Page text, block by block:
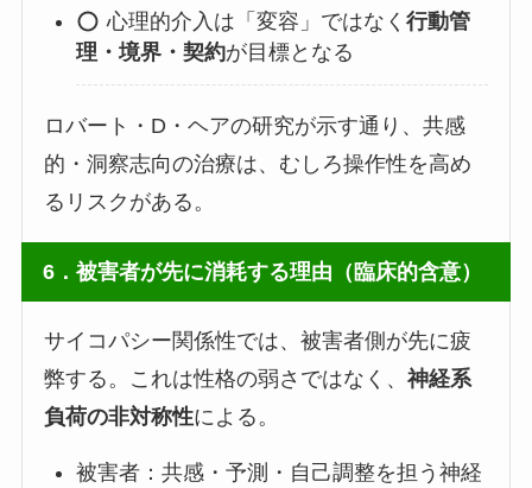
心理的介入は「変容」ではなく行動管
理・境界・契約が目標となる
ロバート・D・ヘアの研究が示す通り、共感
的・洞察志向の治療は、むしろ操作性を高め
るリスクがある。
6．被害者が先に消耗する理由（臨床的含意）
サイコパシー関係性では、被害者側が先に疲
弊する。これは性格の弱さではなく、 神経系
負荷の非対称性による。
被害者：共感・予測・自己調整を担う神経